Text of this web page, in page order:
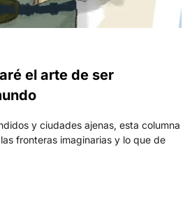
el arte de ser
y ciudades ajenas, esta columna
fronteras imaginarias y lo que de